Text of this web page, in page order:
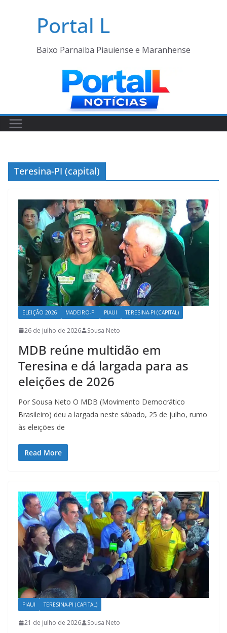
Portal L
Baixo Parnaiba Piauiense e Maranhense
Teresina-PI (capital)
ELEIÇÃO 2026 MADEIRO-PI PIAUI TERESINA-PI (CAPITAL)
26 de julho de 2026 Sousa Neto
MDB reúne multidão em
Teresina e dá largada para as
eleições de 2026
Por Sousa Neto O MDB (Movimento Democrático
Brasileiro) deu a largada neste sábado, 25 de julho, rumo
às eleições de
Read More
PIAUI TERESINA-PI (CAPITAL)
21 de julho de 2026 Sousa Neto